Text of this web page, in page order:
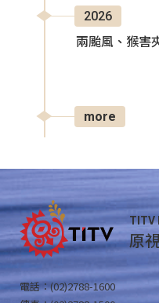
2026
兩颱風、猴害
more
TITV
原
電話：(02)2788-1600